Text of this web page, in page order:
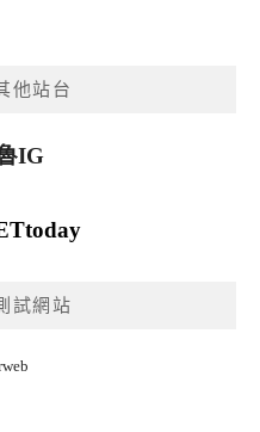
他站台
IG
試網站